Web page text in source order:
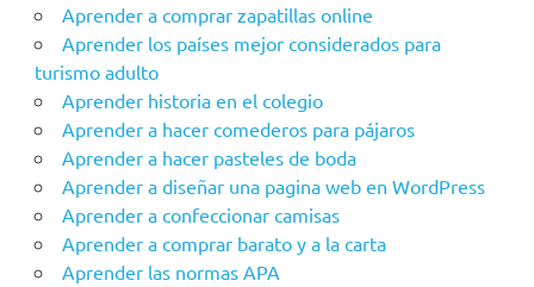
Aprender a comprar zapatillas online
Aprender los países mejor considerados para
turismo adulto
Aprender historia en el colegio
Aprender a hacer comederos para pájaros
Aprender a hacer pasteles de boda
Aprender a diseñar una pagina web en WordPress
Aprender a confeccionar camisas
Aprender a comprar barato y a la carta
Aprender las normas APA